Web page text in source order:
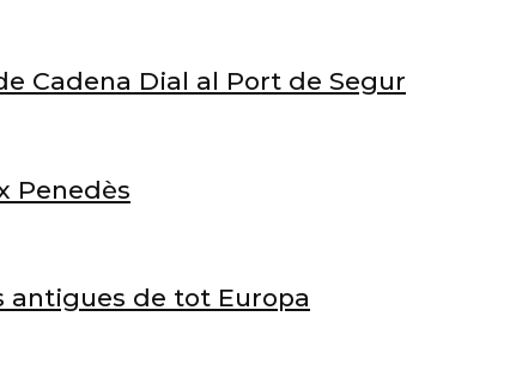
Cadena Dial al Port de Segur
Penedès
antigues de tot Europa